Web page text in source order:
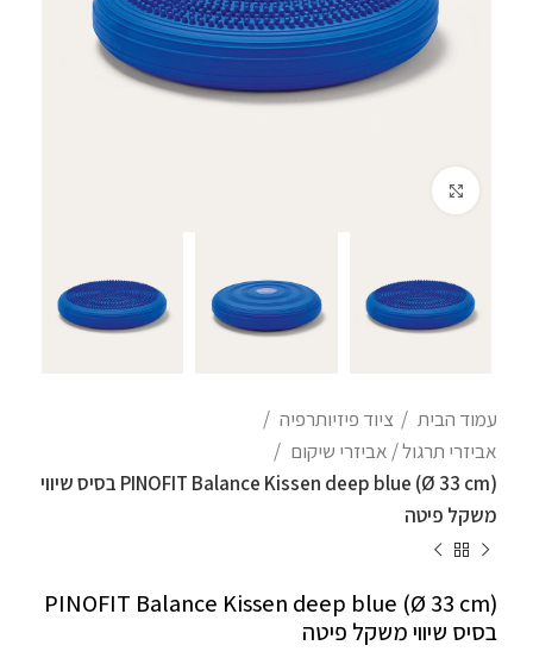
עמוד הבית
ציוד פיזיותרפיה
אביזרי תרגול / אביזרי שיקום
PINOFIT Balance Kissen deep blue (Ø 33 cm) בסיס שיווי
משקל פיטה
PINOFIT Balance Kissen deep blue (Ø 33 cm)
בסיס שיווי משקל פיטה